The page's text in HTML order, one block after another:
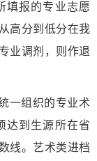
填报的专业志愿
高分到低分在我
业调剂，则作退
一组织的专业术
达到生源所在省
线。艺术类进档